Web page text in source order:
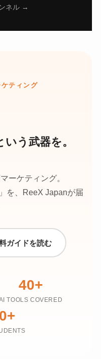
ティング
う武器を。
ーケティング。
を、ReeX Japanが届
ガイドを読む
40+
TOOLS COVERED
ネル →